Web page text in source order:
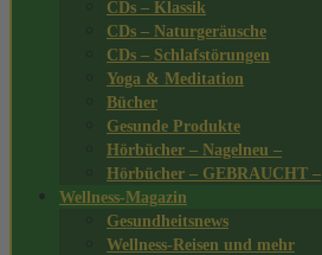
CDs – Klassik
CDs – Naturgeräusche
CDs – Schlafstörungen
Yoga & Meditation
Bücher
Gesunde Produkte
Hörbücher – Nagelneu –
Hörbücher – GEBRAUCHT –
Wellness-Magazin
Gesundheitsnews
Wellness-Reisen und mehr